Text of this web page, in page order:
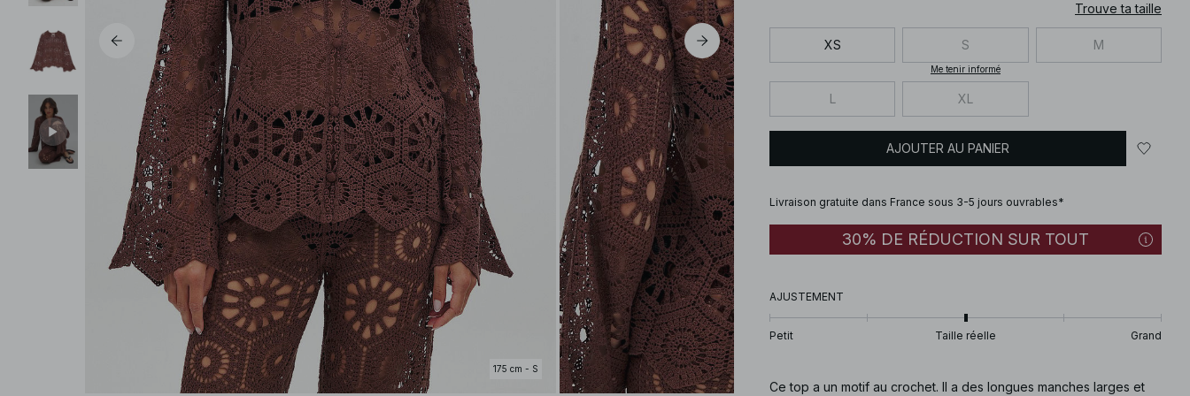
Pantalons
175 cm - S
Trouve ta taille
XS S
Me tenir informé
M
L XL
AJOUTER AU PANIER
Livraison gratuite dans France sous 3-5 jours ouvrables*
30% DE RÉDUCTION SUR TOUT
AJUSTEMENT
Petit Taille réelle Grand
Ce top a un motif au crochet. Il a des longues manches larges et